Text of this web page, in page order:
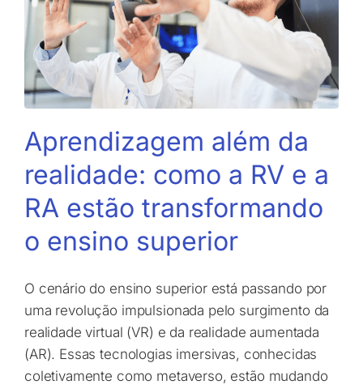
Aprendizagem além da
realidade: como a RV e a
RA estão transformando
o ensino superior
O cenário do ensino superior está passando por
uma revolução impulsionada pelo surgimento da
realidade virtual (VR) e da realidade aumentada
(AR). Essas tecnologias imersivas, conhecidas
coletivamente como metaverso, estão mudando